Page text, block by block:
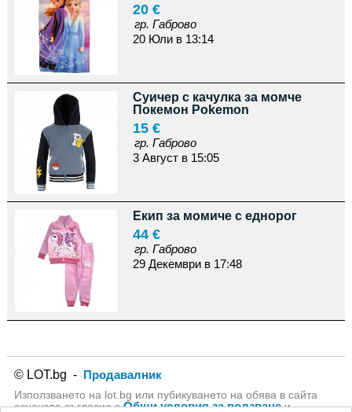
20 €
гр. Габрово
20 Юли в 13:14
Суичер с качулка за момче
Покемон Pokemon
15 €
гр. Габрово
3 Август в 15:05
Екип за момиче с еднорог
44 €
гр. Габрово
29 Декември в 17:48
© LOT.bg - Продавалник
Използването на lot.bg или пубикуването на обява в сайта
означава съгласие сОбщи условия за ползванеи